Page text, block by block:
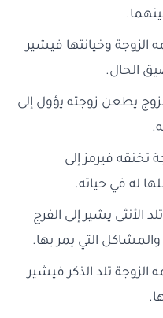
الزوجة وخيانتها فيشير
الحال.
يطعن زوجته يؤول إلى
تخنقه فيرمز إلى
له في حياته.
الأنثى يشير إلى الفرج
التي يمر بها.
الزوجة تلد الذكر فيشير